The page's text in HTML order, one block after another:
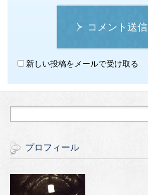
コメント送信
新しい投稿をメールで受け取る
プロフィール